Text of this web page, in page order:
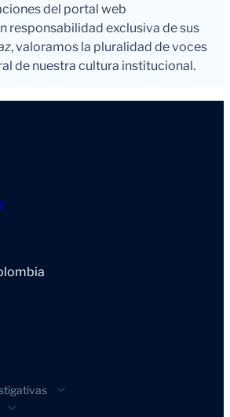
del portal web
responsabilidad exclusiva de sus
, valoramos la pluralidad de voces
de nuestra cultura institucional.